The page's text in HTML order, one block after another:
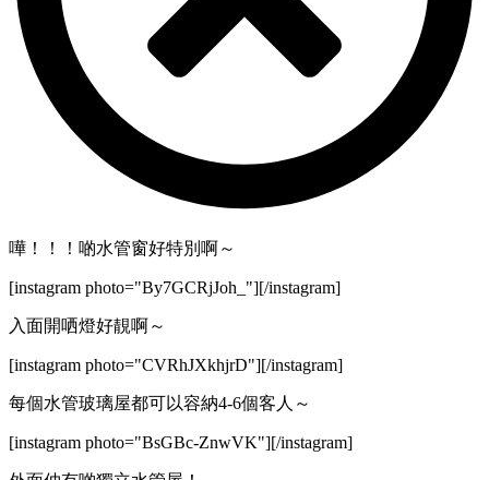
嘩！！！啲水管窗好特別啊～
[instagram photo="By7GCRjJoh_"][/instagram]
入面開哂燈好靚啊～
[instagram photo="CVRhJXkhjrD"][/instagram]
每個水管玻璃屋都可以容納4-6個客人～
[instagram photo="BsGBc-ZnwVK"][/instagram]